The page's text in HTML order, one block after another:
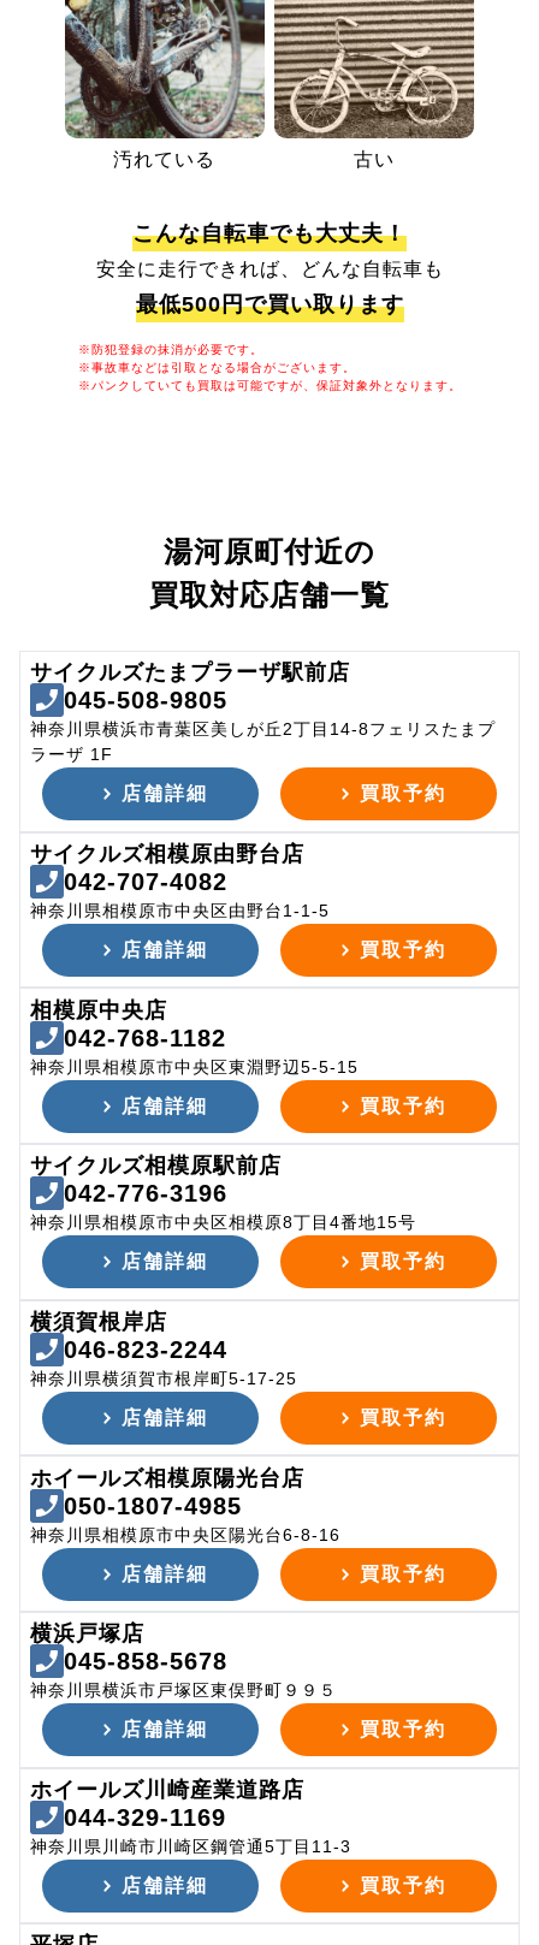
汚れている 古い
こんな自転車でも大丈夫！
安全に走行できれば、どんな自転車も
最低500円で買い取ります
※防犯登録の抹消が必要です。
※事故車などは引取となる場合がございます。
※パンクしていても買取は可能ですが、保証対象外となります。
湯河原町付近の
買取対応店舗一覧
サイクルズたまプラーザ駅前店
045-508-9805
神奈川県横浜市青葉区美しが丘2丁目14-8フェリスたまプ
ラーザ 1F
店舗詳細 買取予約
サイクルズ相模原由野台店
042-707-4082
神奈川県相模原市中央区由野台1-1-5
店舗詳細 買取予約
相模原中央店
042-768-1182
神奈川県相模原市中央区東淵野辺5-5-15
店舗詳細 買取予約
サイクルズ相模原駅前店
042-776-3196
神奈川県相模原市中央区相模原8丁目4番地15号
店舗詳細 買取予約
横須賀根岸店
046-823-2244
神奈川県横須賀市根岸町5-17-25
店舗詳細 買取予約
ホイールズ相模原陽光台店
050-1807-4985
神奈川県相模原市中央区陽光台6-8-16
店舗詳細 買取予約
横浜戸塚店
045-858-5678
神奈川県横浜市戸塚区東俣野町９９５
店舗詳細 買取予約
ホイールズ川崎産業道路店
044-329-1169
神奈川県川崎市川崎区鋼管通5丁目11-3
店舗詳細 買取予約